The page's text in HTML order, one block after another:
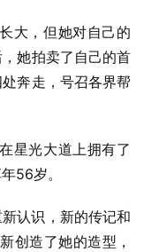
大，但她对自己的
她拍卖了自己的首
奔走，号召各界帮
星光大道上拥有了
56岁。
认识，新的传记和
创造了她的造型，